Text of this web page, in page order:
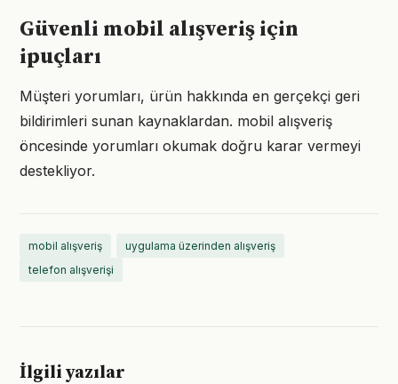
Güvenli mobil alışveriş için
ipuçları
Müşteri yorumları, ürün hakkında en gerçekçi geri
bildirimleri sunan kaynaklardan. mobil alışveriş
öncesinde yorumları okumak doğru karar vermeyi
destekliyor.
mobil alışveriş
uygulama üzerinden alışveriş
telefon alışverişi
İlgili yazılar